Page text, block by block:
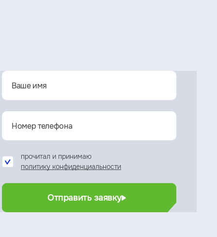
прочитал и принимаю
политику конфиденциальности
Отправить заявку